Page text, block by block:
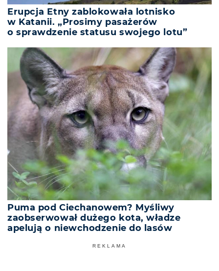
Erupcja Etny zablokowała lotnisko
w Katanii. „Prosimy pasażerów
o sprawdzenie statusu swojego lotu”
Puma pod Ciechanowem? Myśliwy
zaobserwował dużego kota, władze
apelują o niewchodzenie do lasów
REKLAMA